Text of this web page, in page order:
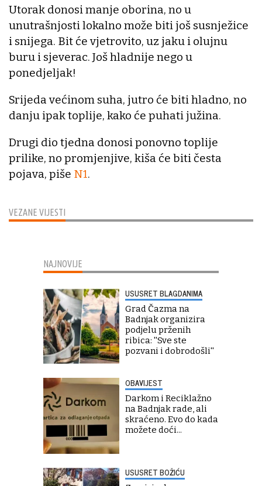
VEZANE VIJESTI
Utorak donosi manje oborina, no u
unutrašnjosti lokalno može biti još susnježice
i snijega. Bit će vjetrovito, uz jaku i olujnu
buru i sjeverac. Još hladnije nego u
ponedjeljak!
Srijeda većinom suha, jutro će biti hladno, no
danju ipak toplije, kako će puhati južina.
Drugi dio tjedna donosi ponovno toplije
prilike, no promjenjive, kiša će biti česta
pojava, piše N1.
NAJNOVIJE
USUSRET BLAGDANIMA
Grad Čazma na
Badnjak organizira
podjelu prženih
ribica: ''Sve ste
pozvani i dobrodošli''
OBAVIJEST
Darkom i Reciklažno
na Badnjak rade, ali
skraćeno. Evo do kada
možete doći...
USUSRET BOŽIĆU